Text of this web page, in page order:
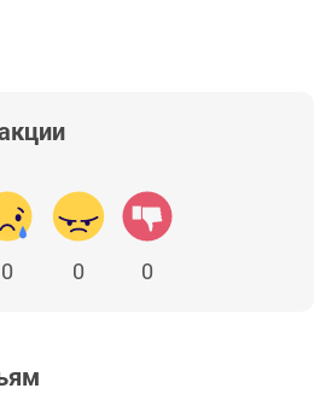
0 0 0